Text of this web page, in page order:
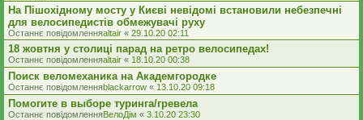
На Пішохідному мосту у Києві невідомі встановили небезпечні
для велосипедистів обмежувачі руху
Останнє повідомленняaltair « 29.10.20 02:11
18 жовтня у столиці парад на ретро велосипедах!
Останнє повідомленняaltair « 18.10.20 00:38
Поиск веломеханика на Академгородке
Останнє повідомленняblackarrow « 13.10.20 09:18
Помогите в выборе туринга/гревела
Останнє повідомленняВелоДім « 3.10.20 23:30